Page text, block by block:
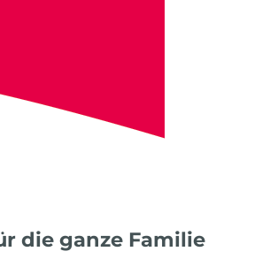
die ganze Familie